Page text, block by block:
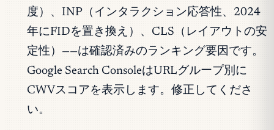
度）、INP（インタラクション応答性、2024
年にFIDを置き換え）、CLS（レイアウトの安
定性）——は確認済みのランキング要因です。
Google Search ConsoleはURLグループ別に
CWVスコアを表示します。修正してくださ
い。